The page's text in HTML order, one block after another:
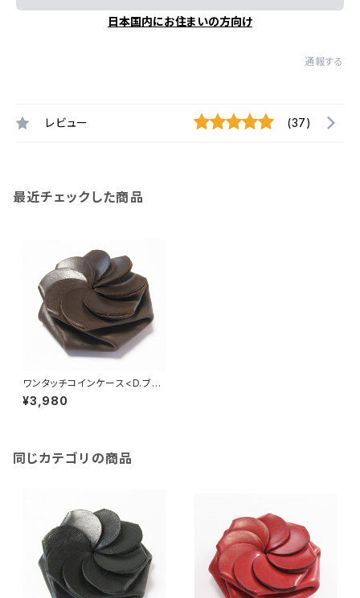
日本国内にお住まいの方向け
通報する
レビュー (37)
最近チェックした商品
ワンタッチコインケース<D.ブラ
ウン>
¥3,980
同じカテゴリの商品